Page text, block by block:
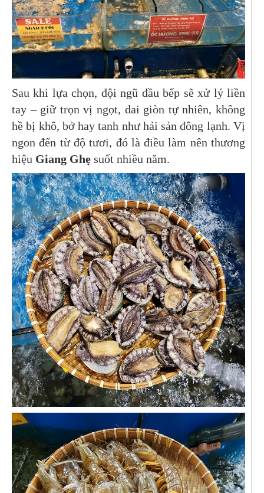
Sau khi lựa chọn, đội ngũ đầu bếp sẽ xử lý liền
tay – giữ trọn vị ngọt, dai giòn tự nhiên, không
hề bị khô, bở hay tanh như hải sản đông lạnh. Vị
ngon đến từ độ tươi, đó là điều làm nên thương
hiệu Giang Ghẹ suốt nhiều năm.